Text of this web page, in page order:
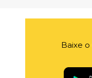
Baixe o